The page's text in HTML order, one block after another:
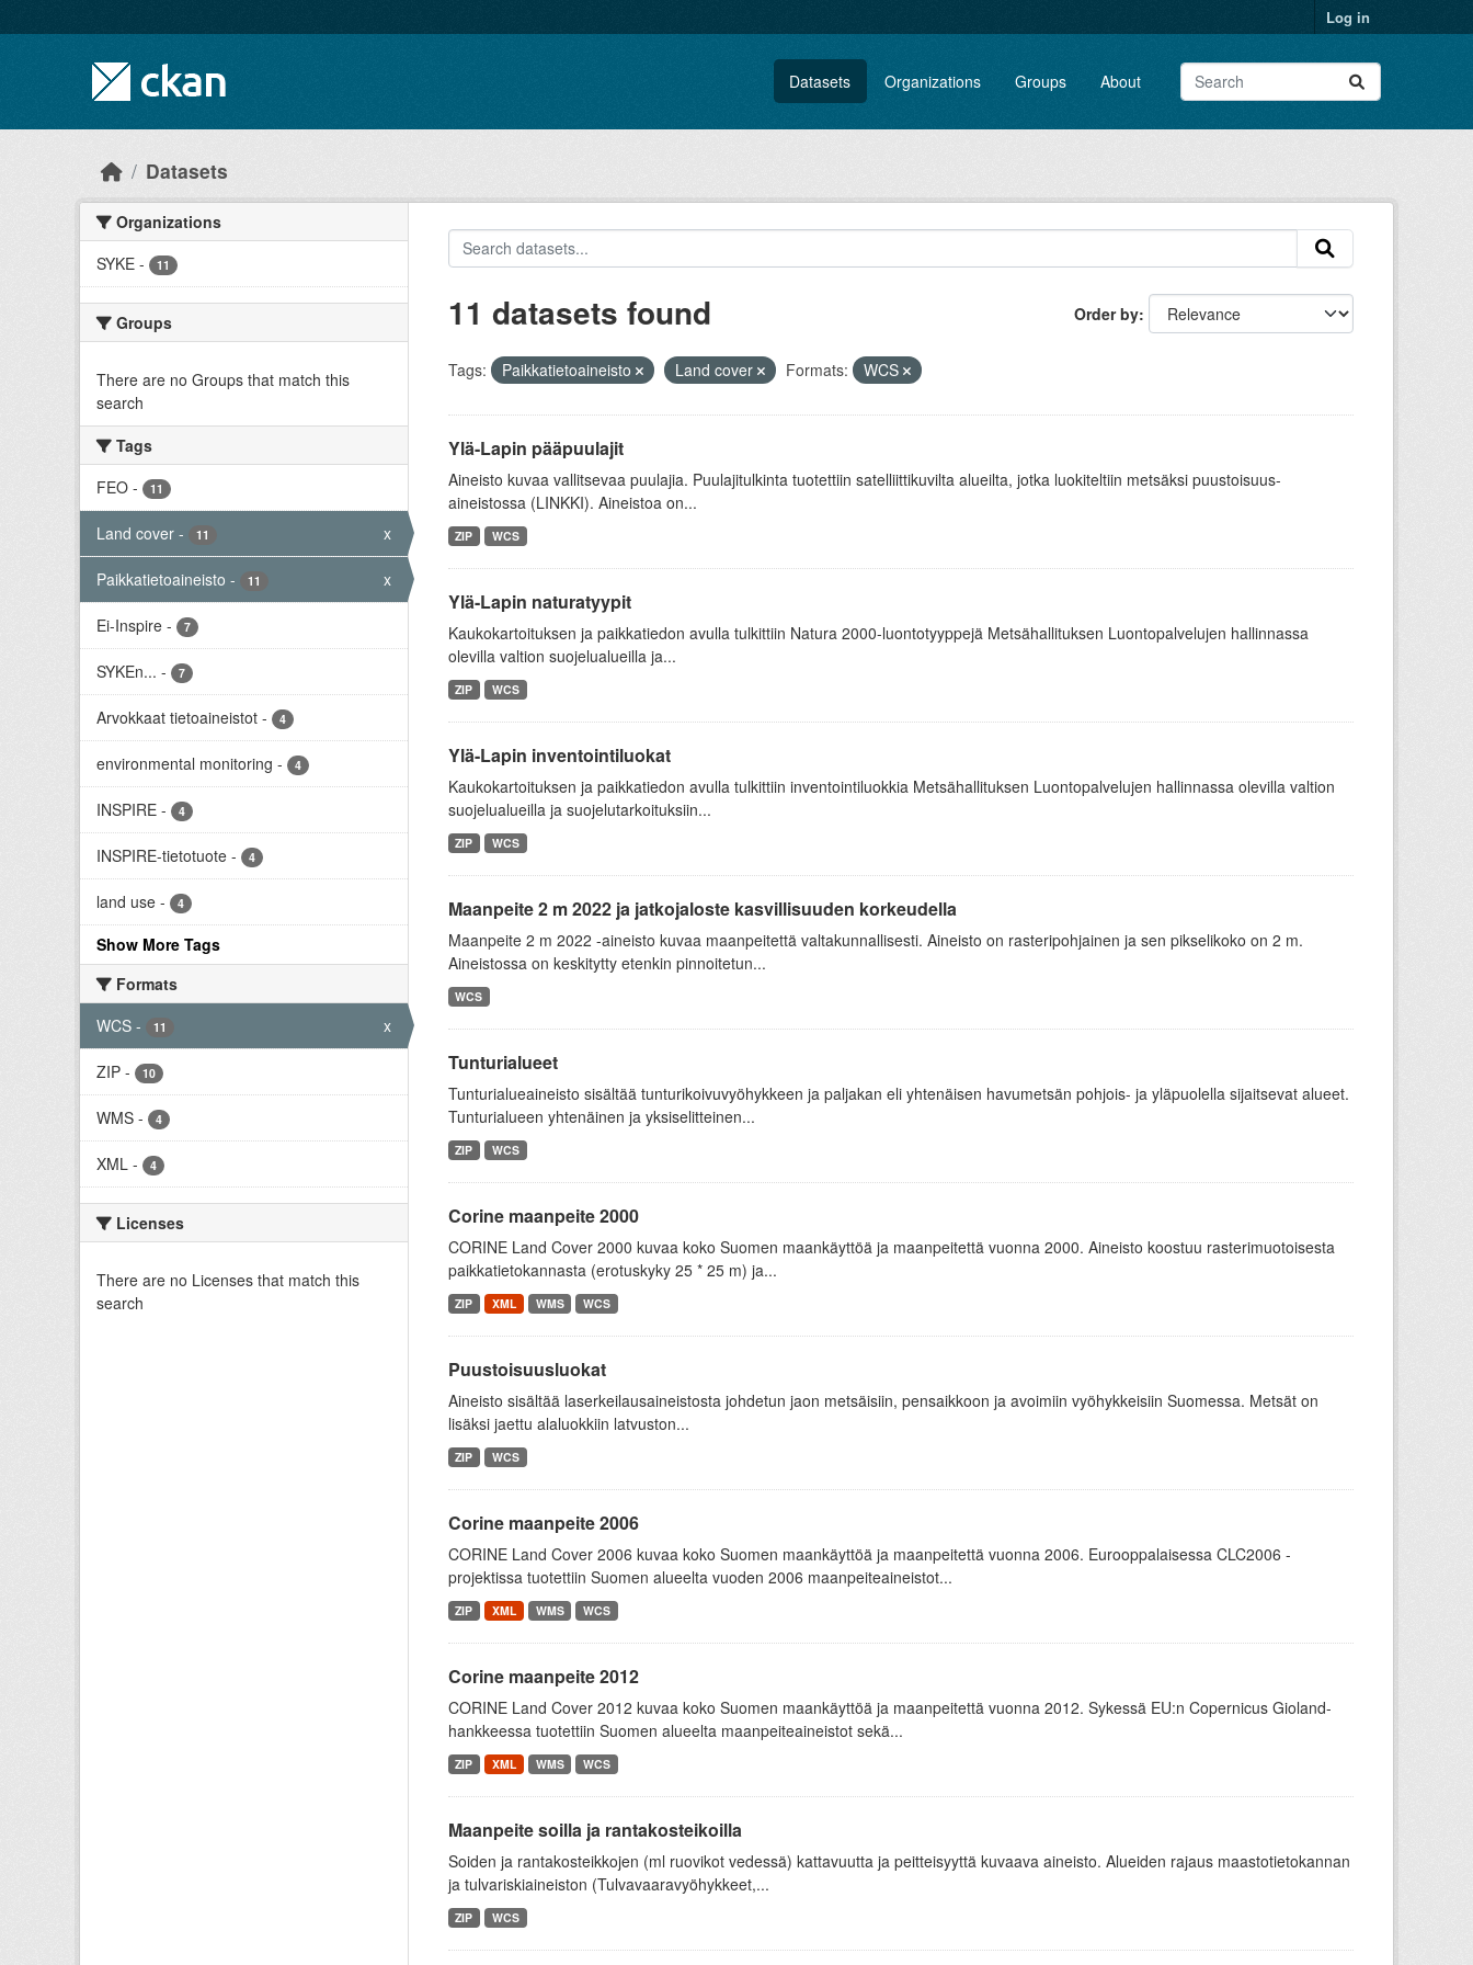
Log in
Datasets Organizations Groups About
Datasets
Organizations
SYKE - 11
Groups
There are no Groups that match this
search
Tags
FEO - 11
Land cover - 11 x
Paikkatietoaineisto - 11 x
Ei-Inspire - 7
SYKEn... - 7
Arvokkaat tietoaineistot - 4
environmental monitoring - 4
INSPIRE - 4
INSPIRE-tietotuote - 4
land use - 4
Show More Tags
Formats
WCS - 11 x
ZIP - 10
WMS - 4
XML - 4
Licenses
There are no Licenses that match this
search
Order by
11 datasets found
Tags: Paikkatietoaineisto Land cover Formats: WCS
Ylä-Lapin pääpuulajit
Aineisto kuvaa vallitsevaa puulajia. Puulajitulkinta tuotettiin satelliittikuvilta alueilta, jotka luokiteltiin metsäksi puustoisuus-
aineistossa (LINKKI). Aineistoa on...
ZIP WCS
Ylä-Lapin naturatyypit
Kaukokartoituksen ja paikkatiedon avulla tulkittiin Natura 2000-luontotyyppejä Metsähallituksen Luontopalvelujen hallinnassa
olevilla valtion suojelualueilla ja...
ZIP WCS
Ylä-Lapin inventointiluokat
Kaukokartoituksen ja paikkatiedon avulla tulkittiin inventointiluokkia Metsähallituksen Luontopalvelujen hallinnassa olevilla valtion
suojelualueilla ja suojelutarkoituksiin...
ZIP WCS
Maanpeite 2 m 2022 ja jatkojaloste kasvillisuuden korkeudella
Maanpeite 2 m 2022 -aineisto kuvaa maanpeitettä valtakunnallisesti. Aineisto on rasteripohjainen ja sen pikselikoko on 2 m.
Aineistossa on keskitytty etenkin pinnoitetun...
WCS
Tunturialueet
Tunturialueaineisto sisältää tunturikoivuvyöhykkeen ja paljakan eli yhtenäisen havumetsän pohjois- ja yläpuolella sijaitsevat alueet.
Tunturialueen yhtenäinen ja yksiselitteinen...
ZIP WCS
Corine maanpeite 2000
CORINE Land Cover 2000 kuvaa koko Suomen maankäyttöä ja maanpeitettä vuonna 2000. Aineisto koostuu rasterimuotoisesta
paikkatietokannasta (erotuskyky 25 * 25 m) ja...
ZIP XML WMS WCS
Puustoisuusluokat
Aineisto sisältää laserkeilausaineistosta johdetun jaon metsäisiin, pensaikkoon ja avoimiin vyöhykkeisiin Suomessa. Metsät on
lisäksi jaettu alaluokkiin latvuston...
ZIP WCS
Corine maanpeite 2006
CORINE Land Cover 2006 kuvaa koko Suomen maankäyttöä ja maanpeitettä vuonna 2006. Eurooppalaisessa CLC2006 -
projektissa tuotettiin Suomen alueelta vuoden 2006 maanpeiteaineistot...
ZIP XML WMS WCS
Corine maanpeite 2012
CORINE Land Cover 2012 kuvaa koko Suomen maankäyttöä ja maanpeitettä vuonna 2012. Sykessä EU:n Copernicus Gioland-
hankkeessa tuotettiin Suomen alueelta maanpeiteaineistot sekä...
ZIP XML WMS WCS
Maanpeite soilla ja rantakosteikoilla
Soiden ja rantakosteikkojen (ml ruovikot vedessä) kattavuutta ja peitteisyyttä kuvaava aineisto. Alueiden rajaus maastotietokannan
ja tulvariskiaineiston (Tulvavaaravyöhykkeet,...
ZIP WCS